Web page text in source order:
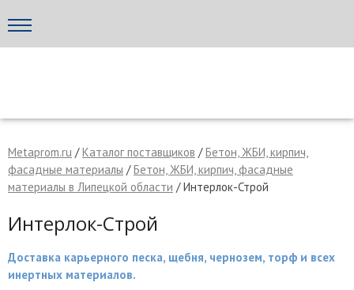
МЕТАПРОМ - российский торгово-промышленный портал
Написать поставщику
Metaprom.ru /Каталог поставщиков /Бетон, ЖБИ, кирпич,
фасадные материалы /Бетон, ЖБИ, кирпич, фасадные
материалы в Липецкой области / Интерлок-Строй
Интерлок-Строй
Доставка карьерного песка, щебня, чернозем, торф и всех
инертных материалов.